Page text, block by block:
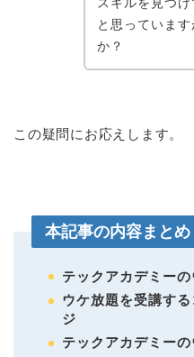
と思っていま
か？
この疑問にお応えします。
本記事の内容まとめ
テックアカデミー
ウケ放題を受講す
ジ
テックアカデミー